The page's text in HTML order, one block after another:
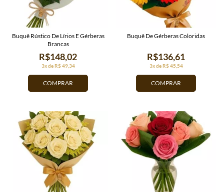
COMPRAR
3x de R$ 49,34
R$148,02
Buquê Rústico De Lírios E Gérberas
Brancas
COMPRAR
3x de R$ 45,54
R$136,61
Buquê De Gérberas Coloridas